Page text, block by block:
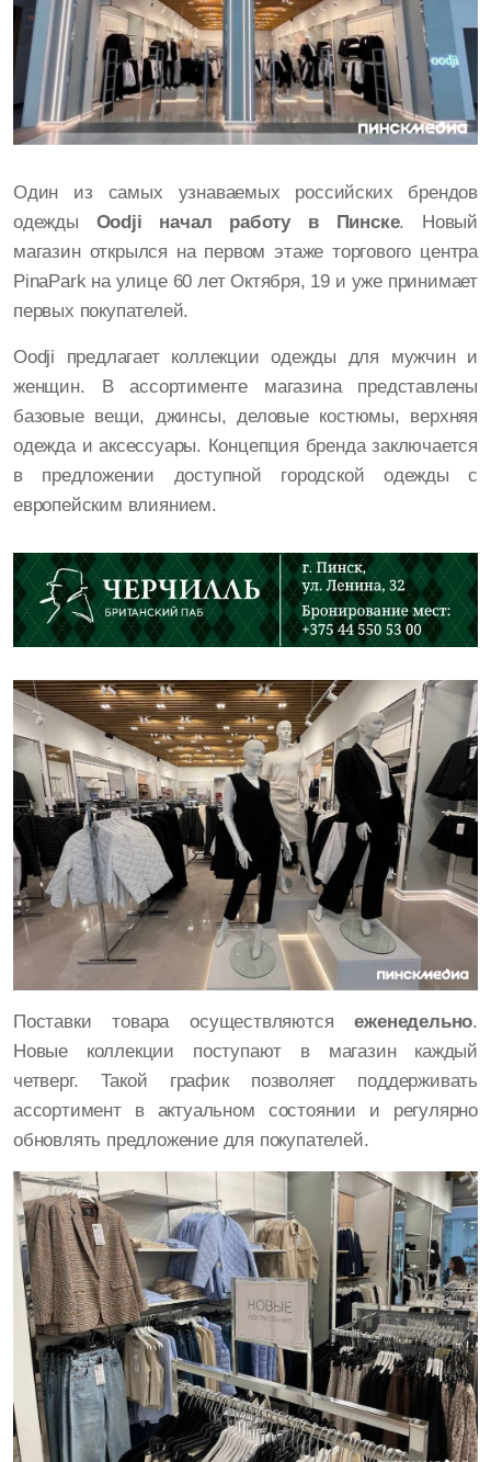
Один из самых узнаваемых российских брендов
одежды Oodji начал работу в Пинске. Новый
магазин открылся на первом этаже торгового центра
PinaPark на улице 60 лет Октября, 19 и уже принимает
первых покупателей.
Oodji предлагает коллекции одежды для мужчин и
женщин. В ассортименте магазина представлены
базовые вещи, джинсы, деловые костюмы, верхняя
одежда и аксессуары. Концепция бренда заключается
в предложении доступной городской одежды с
европейским влиянием.
Поставки товара осуществляютсяеженедельно.
Новые коллекции поступают в магазин каждый
четверг. Такой график позволяет поддерживать
ассортимент в актуальном состоянии и регулярно
обновлять предложение для покупателей.